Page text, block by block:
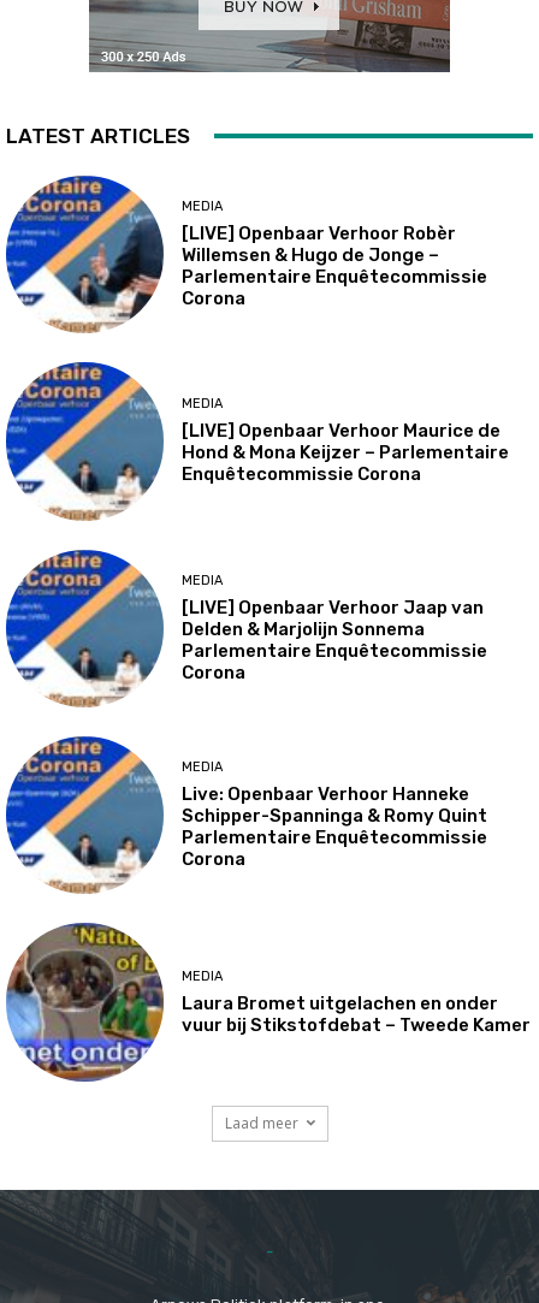
LATEST ARTICLES
MEDIA
[LIVE] Openbaar Verhoor Robèr
Willemsen & Hugo de Jonge –
Parlementaire Enquêtecommissie
Corona
MEDIA
[LIVE] Openbaar Verhoor Maurice de
Hond & Mona Keijzer – Parlementaire
Enquêtecommissie Corona
MEDIA
[LIVE] Openbaar Verhoor Jaap van
Delden & Marjolijn Sonnema
Parlementaire Enquêtecommissie
Corona
MEDIA
Live: Openbaar Verhoor Hanneke
Schipper-Spanninga & Romy Quint
Parlementaire Enquêtecommissie
Corona
MEDIA
Laura Bromet uitgelachen en onder
vuur bij Stikstofdebat – Tweede Kamer
Laad meer
-